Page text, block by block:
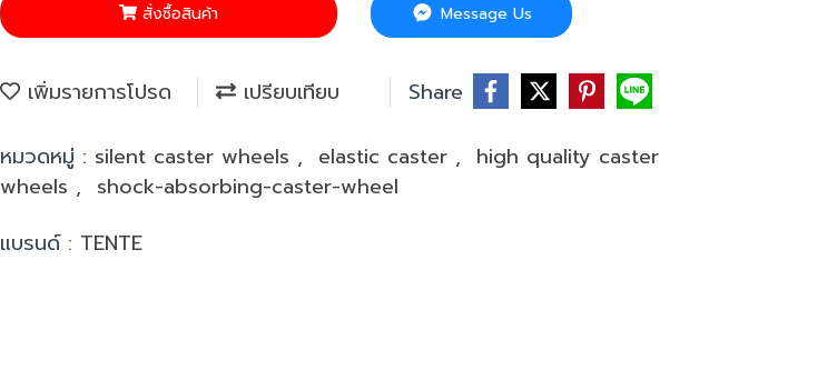
สั่งซื้อสินค้า Message Us
เพิ่มรายการโปรด เปรียบเทียบ Share
หมวดหมู่ : silent caster wheels , elastic caster , high quality caster
wheels , shock-absorbing-caster-wheel
แบรนด์ : TENTE